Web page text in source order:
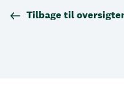
Tilbage til